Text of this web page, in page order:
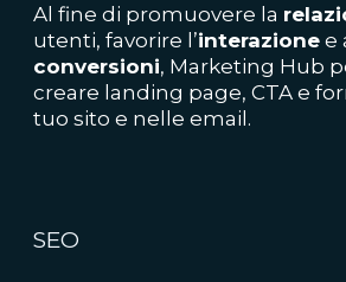
Al fine di promuovere la
utenti, favorire l’interazione e
conversioni, Marketing Hub
creare landing page, CTA e
tuo sito e nelle email.
SEO